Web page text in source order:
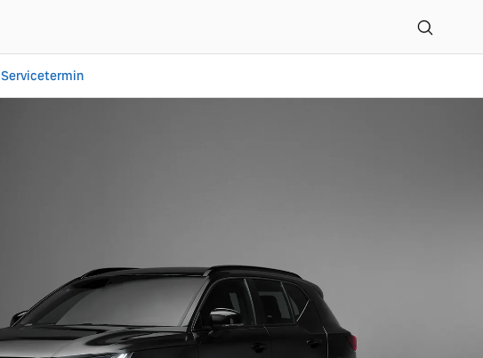
Servicetermin